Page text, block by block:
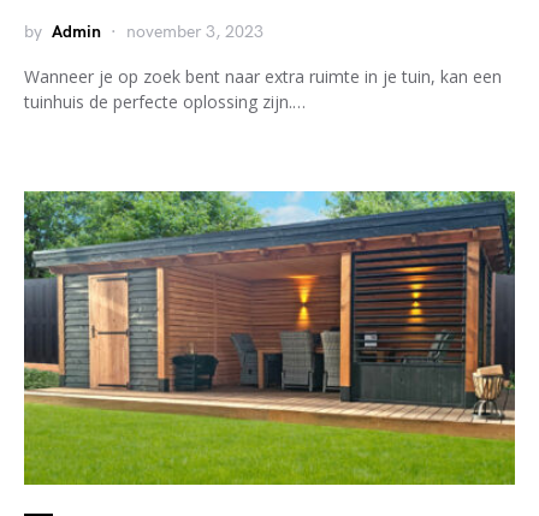
by Admin november 3, 2023
Wanneer je op zoek bent naar extra ruimte in je tuin, kan een
tuinhuis de perfecte oplossing zijn.…